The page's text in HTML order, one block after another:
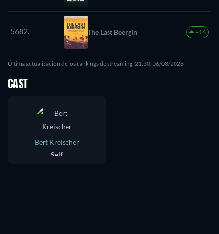
5682. The Last Beergin +16
Última actualización de los rankings de streaming: 21:30, 06/08/2026
CAST
Bert Kreischer
Self